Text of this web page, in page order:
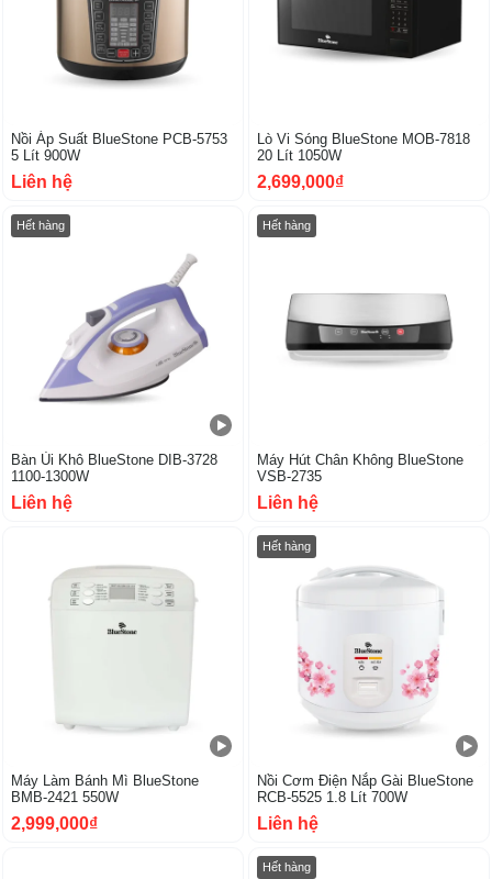
Nồi Áp Suất BlueStone PCB-5753
5 Lít 900W
Liên hệ
Lò Vi Sóng BlueStone MOB-7818
20 Lít 1050W
2,699,000₫
Hết hàng
Bàn Ủi Khô BlueStone DIB-3728
1100-1300W
Liên hệ
Hết hàng
Máy Hút Chân Không BlueStone
VSB-2735
Liên hệ
Máy Làm Bánh Mì BlueStone
BMB-2421 550W
2,999,000₫
Hết hàng
Nồi Cơm Điện Nắp Gài BlueStone
RCB-5525 1.8 Lít 700W
Liên hệ
-26%
Hết hàng